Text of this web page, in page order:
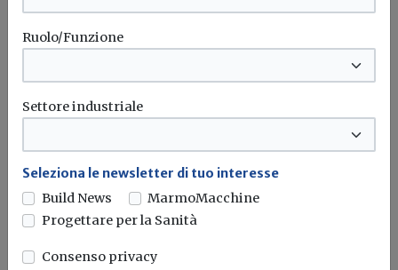
Ripensare la città, il convegno
organizzato da AIDIA
Ruolo/Funzione
Settore industriale
Seleziona le newsletter di tuo interesse
Build News
MarmoMacchine
Progettare per la Sanità
Consenso privacy